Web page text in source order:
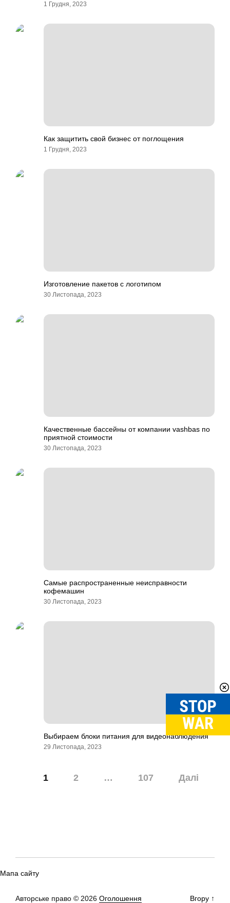
1 Грудня, 2023
Как защитить свой бизнес от поглощения
1 Грудня, 2023
Изготовление пакетов с логотипом
30 Листопада, 2023
Качественные бассейны от компании vashbas по
приятной стоимости
30 Листопада, 2023
Самые распространенные неисправности
кофемашин
30 Листопада, 2023
Выбираем блоки питания для видеонаблюдения
29 Листопада, 2023
Навігація1 2 … 107 Далі
Мапа сайту
Авторське право © 2026 Оголошення Вгору ↑